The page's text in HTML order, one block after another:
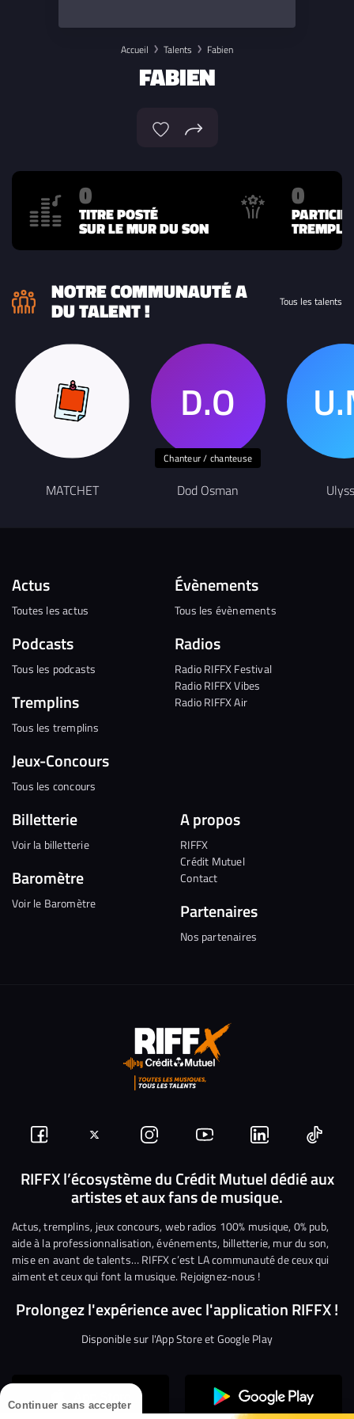
Continuer sans accepter
Accueil Talents Fabien
FABIEN
0
TITRE POSTÉ
SUR LE MUR DU SON
0
NOTRE COMMUNAUTÉ A
DU TALENT ! Tous les talents
MATCHET
Chanteur / chanteuse
Dod Osman
Actus
Toutes les actus
Podcasts
Tous les podcasts
Tremplins
Tous les tremplins
Jeux-Concours
Tous les concours
Évènements
Tous les évènements
Radios
Radio RIFFX Festival
Radio RIFFX Vibes
Radio RIFFX Air
Billetterie
Voir la billetterie
Baromètre
Voir le Baromètre
A propos
RIFFX
Crédit Mutuel
Contact
Partenaires
Nos partenaires
Suivez-
nous
Facebook
Suivez-
nous
sur
Twitter
Nous
rejoindre
sur
Instagram
Nous
rejoindre
sur
YouTube
Nous
rejoindre
sur
Linkedin
Nous
RIFFX l’écosystème du Crédit Mutuel dédié aux
artistes et aux fans de musique.
Actus, tremplins, jeux concours, web radios 100% musique, 0% pub,
aide à la professionnalisation, événements, billetterie, mur du son,
mise en avant de talents… RIFFX c’est LA communauté de ceux qui
aiment et ceux qui font la musique. Rejoignez-nous !
Prolongez l'expérience avec l'application RIFFX !
Disponible sur l'App Store et Google Play